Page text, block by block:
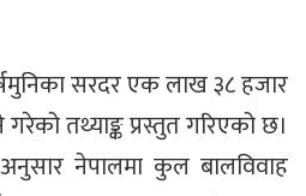
सरदर एक लाख ३८ हजार
तथ्याङ्क प्रस्तुत गरिएको छ।
अनुसार नेपालमा कुल बालविवाह